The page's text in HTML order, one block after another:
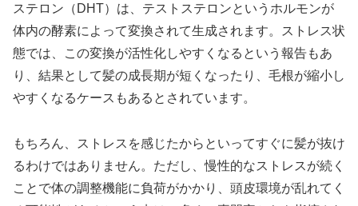
ステロン（DHT）は、テストステロンというホルモンが
体内の酵素によって変換されて生成されます。ストレス状
態では、この変換が活性化しやすくなるという報告もあ
り、結果として髪の成長期が短くなったり、毛根が縮小し
やすくなるケースもあるとされています。
もちろん、ストレスを感じたからといってすぐに髪が抜け
るわけではありません。ただし、慢性的なストレスが続く
ことで体の調整機能に負荷がかかり、頭皮環境が乱れてく